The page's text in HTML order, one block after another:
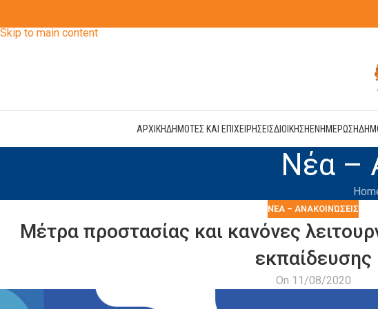
Skip to main content
ΑΡΧΙΚΗΔΗΜΟΤΕΣ ΚΑΙ ΕΠΙΧΕΙΡΗΣΕΙΣΔΙΟΙΚΗΣΗΕΝΗΜΕΡΩΣΗ
Νέα –
ΝΈΑ – ΑΝΑΚΟΙΝΏΣΕΙΣ
Μέτρα προστασίας και κανόνες
εκπαίδευσης
On 11/08/2020